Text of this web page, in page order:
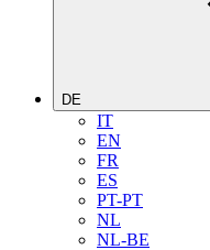
DE
IT
EN
FR
ES
PT-PT
NL
NL-BE